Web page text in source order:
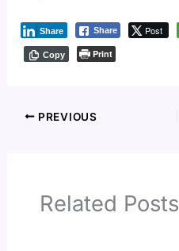
Share Post
Share
Copy Print
PREVIOUS
Related Posts